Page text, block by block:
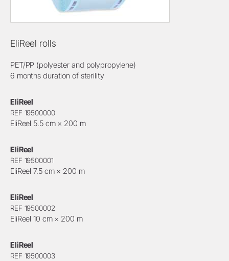
EliReel rolls
PET/PP (polyester and polypropylene)
6 months duration of sterility
EliReel
REF 19500000
EliReel 5.5 cm × 200 m
EliReel
REF 19500001
EliReel 7.5 cm × 200 m
EliReel
REF 19500002
EliReel 10 cm × 200 m
EliReel
REF 19500003